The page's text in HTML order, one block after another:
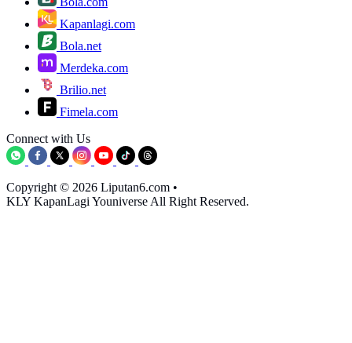
Kapanlagi.com
Bola.net
Merdeka.com
Brilio.net
Fimela.com
Connect with Us
Copyright © 2026 Liputan6.com •
KLY KapanLagi Youniverse All Right Reserved.